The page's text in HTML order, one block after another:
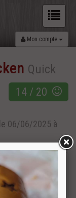
Mon compte
Quick
14 / 20
06/06/2025 à